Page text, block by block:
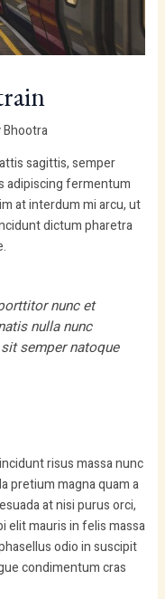
sagittis, semper
adipiscing fermentum
at interdum mi arcu, ut
dictum pharetra
nunc et
nulla nunc
semper natoque
risus massa nunc
pretium magna quam a
at nisi purus orci,
mauris in felis massa
odio in suscipit
condimentum cras